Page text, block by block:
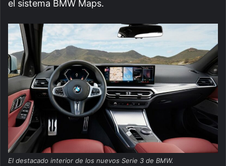
el sistema BMW Maps.
El destacado interior de los nuevos Serie 3 de BMW.